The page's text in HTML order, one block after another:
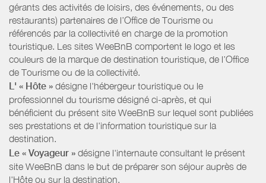
gérants des activités de loisirs, des événements, ou des
restaurants) partenaires de l’Office de Tourisme ou
référencés par la collectivité en charge de la promotion
touristique. Les sites WeeBnB comportent le logo et les
couleurs de la marque de destination touristique, de l’Office
de Tourisme ou de la collectivité.
L' « Hôte » désigne l'hébergeur touristique ou le
professionnel du tourisme désigné ci-après, et qui
bénéficient du présent site WeeBnB sur lequel sont publiées
ses prestations et de l'information touristique sur la
destination.
Le « Voyageur » désigne l'internaute consultant le présent
site WeeBnB dans le but de préparer son séjour auprès de
l'Hôte ou sur la destination.